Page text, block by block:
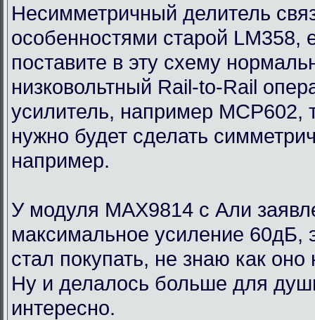
Несимметричный делитель
особенностями старой LM358,
поставите в эту схему
низковольтный Rail-to-Rail
усилитель, например MCP602,
нужно будет сделать
например.
У модуля MAX9814 с Али
максимальное усиление 60дБ,
стал покупать, не знаю как
Ну и делалось больше для
интересно.